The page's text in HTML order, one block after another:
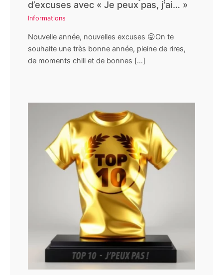
d’excuses avec « Je peux pas, j’ai… »
Informations
Nouvelle année, nouvelles excuses 😜On te
souhaite une très bonne année, pleine de rires,
de moments chill et de bonnes […]